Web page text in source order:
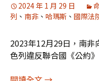
2024 年 1 月 29 日
列 、 南非 、 哈瑪斯 、 國際法
2023年12月29日，南
色列違反聯合國《公約